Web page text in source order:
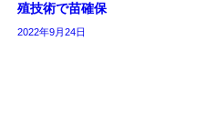
殖技術で苗確保
2022年9月24日